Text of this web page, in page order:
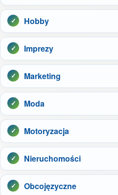
Hobby
Imprezy
Marketing
Moda
Motoryzacja
Nieruchomości
Obcojęzyczne